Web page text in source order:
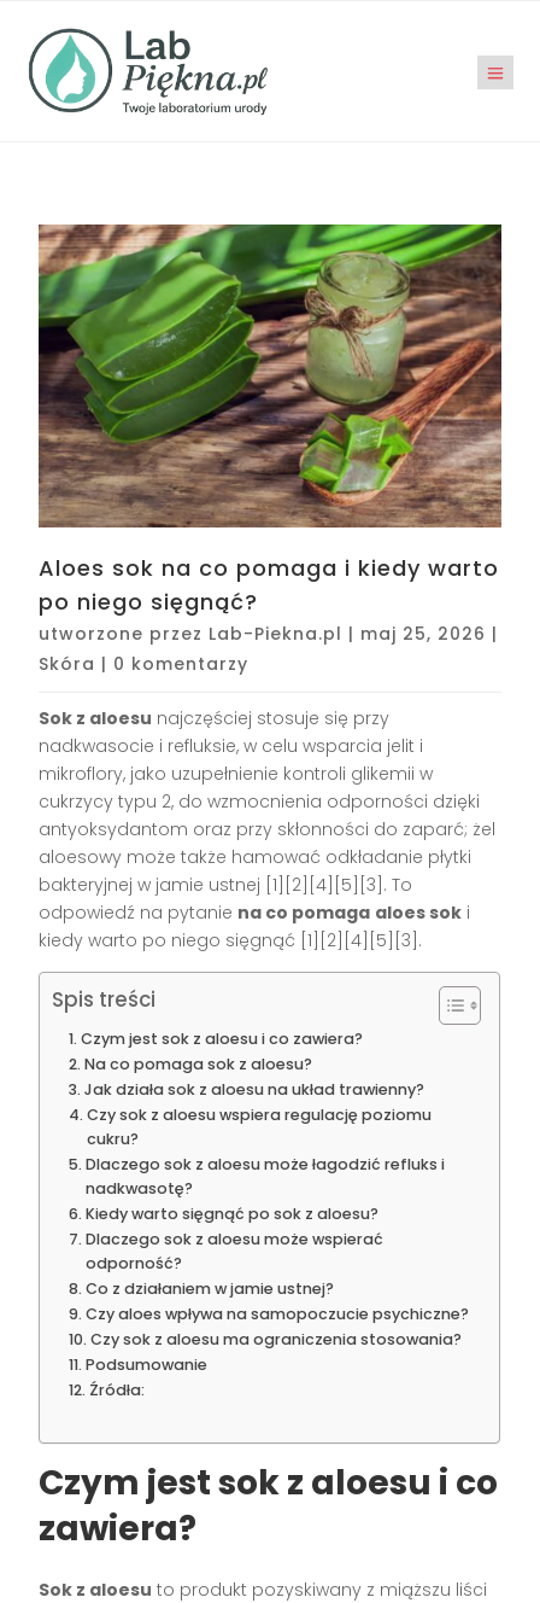
Aloes sok na co pomaga i kiedy warto
po niego sięgnąć?
utworzone przez Lab-Piekna.pl | maj 25, 2026 |
Skóra | 0 komentarzy
Sok z aloesu najczęściej stosuje się przy
nadkwasocie i refluksie, w celu wsparcia jelit i
mikroflory, jako uzupełnienie kontroli glikemii w
cukrzycy typu 2, do wzmocnienia odporności dzięki
antyoksydantom oraz przy skłonności do zaparć; żel
aloesowy może także hamować odkładanie płytki
bakteryjnej w jamie ustnej [1][2][4][5][3]. To
odpowiedź na pytanie na co pomaga aloes sok i
kiedy warto po niego sięgnąć [1][2][4][5][3].
Spis treści
Czym jest sok z aloesu i co zawiera?
Na co pomaga sok z aloesu?
Jak działa sok z aloesu na układ trawienny?
Czy sok z aloesu wspiera regulację poziomu
cukru?
Dlaczego sok z aloesu może łagodzić refluks i
nadkwasotę?
Kiedy warto sięgnąć po sok z aloesu?
Dlaczego sok z aloesu może wspierać
odporność?
Co z działaniem w jamie ustnej?
Czy aloes wpływa na samopoczucie psychiczne?
Czy sok z aloesu ma ograniczenia stosowania?
Podsumowanie
Źródła:
Czym jest sok z aloesu i co
zawiera?
Sok z aloesu to produkt pozyskiwany z miąższu liści